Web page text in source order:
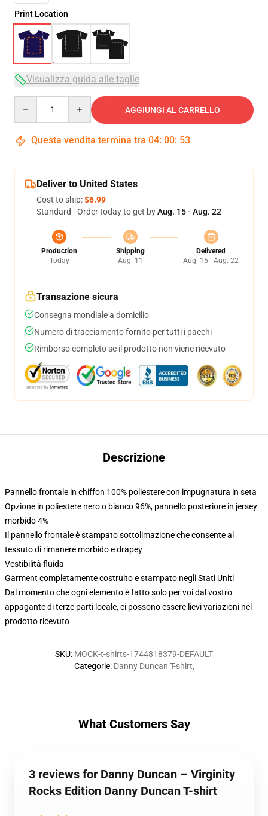
Print Location
Visualizza guida alle taglie
AGGIUNGI AL CARRELLO
Questa vendita termina tra 04: 00: 52
Deliver to United States
Cost to ship:$6.99
Standard - Order today to get byAug. 15 - Aug. 22
Production
Today
Shipping
Aug. 11
Delivered
Aug. 15 - Aug. 22
Transazione sicura
Consegna mondiale a domicilio
Numero di tracciamento fornito per tutti i pacchi
Rimborso completo se il prodotto non viene ricevuto
Descrizione
Pannello frontale in chiffon 100% poliestere con impugnatura in seta
Opzione in poliestere nero o bianco 96%, pannello posteriore in jersey
morbido 4%
Il pannello frontale è stampato sottolimazione che consente al
tessuto di rimanere morbido e drapey
Vestibilità fluida
Garment completamente costruito e stampato negli Stati Uniti
Dal momento che ogni elemento è fatto solo per voi dal vostro
appagante di terze parti locale, ci possono essere lievi variazioni nel
prodotto ricevuto
SKU: MOCK-t-shirts-1744818379-DEFAULT
Categorie: Danny Duncan T-shirt,
What Customers Say
3 reviews for Danny Duncan – Virginity
Rocks Edition Danny Duncan T-shirt